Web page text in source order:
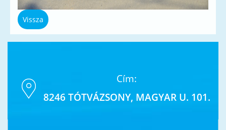
Vissza
Cím:
8246 TÓTVÁZSONY, MAGYAR U. 101.